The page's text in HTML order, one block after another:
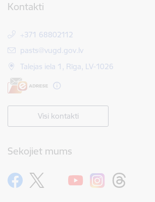
Kontakti
+371 68802112
E-pasts:
pasts@vugd.gov.lv
Talejas iela 1, Rīga, LV-1026
Visi kontakti
Sekojiet mums